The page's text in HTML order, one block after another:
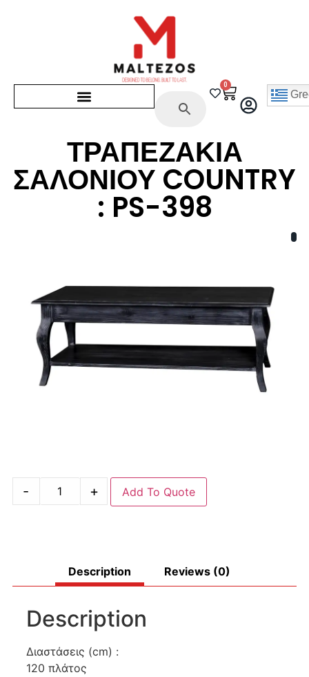
0
ΤΡΑΠΕΖΑΚΙΑ
ΣΑΛΟΝΙΟΥ COUNTRY
: PS-398
- + Add To Quote
Description Reviews (0)
Description
Διαστάσεις (cm) :
120 πλάτος